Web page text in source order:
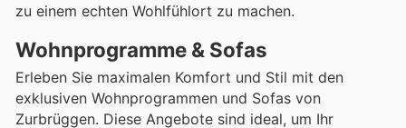
zu einem echten Wohlfühlort zu machen.
Wohnprogramme & Sofas
Erleben Sie maximalen Komfort und Stil mit den
exklusiven Wohnprogrammen und Sofas von
Zurbrüggen. Diese Angebote sind ideal, um Ihr